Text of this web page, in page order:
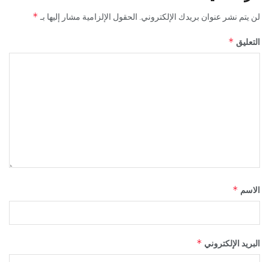
لن يتم نشر عنوان بريدك الإلكتروني. الحقول الإلزامية مشار إليها بـ *
التعليق *
الاسم *
البريد الإلكتروني *